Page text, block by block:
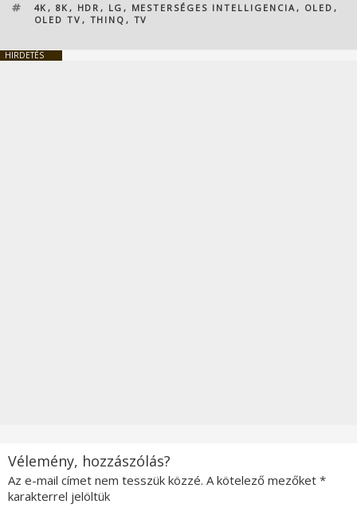
CÍMKÉK
4K , 8K , HDR , LG , MESTERSÉGES INTELLIGENCIA, OLED ,
OLED TV , THINQ , TV
HIRDETÉS
Vélemény, hozzászólás?
Az e-mail címet nem tesszük közzé. A kötelező mezőket *
karakterrel jelöltük